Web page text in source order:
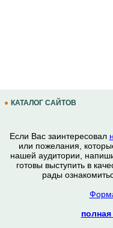
КАТАЛОГ САЙТОВ
Если Вас заинтересовал
или пожелания,
нашей аудитории,
готовы выступить в
рады